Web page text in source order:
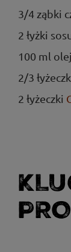
3/4 ząbki
2 łyżki
100 ml
2/3
2 łyżeczki